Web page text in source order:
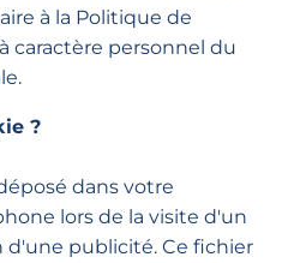
à la Politique de
caractère personnel du
?
dans votre
lors de la visite d'un
publicité. Ce fichier